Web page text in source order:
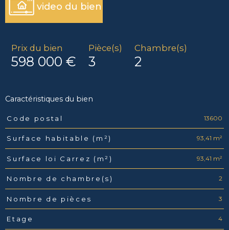
video du bien
Prix du bien
598 000 €
Pièce(s)
3
Chambre(s)
2
Caractéristiques du bien
Caractéristiques Valeurs
Code postal 13600
Surface habitable (m²) 93,41 m²
Surface loi Carrez (m²) 93,41 m²
Nombre de chambre(s) 2
Nombre de pièces 3
Etage 4